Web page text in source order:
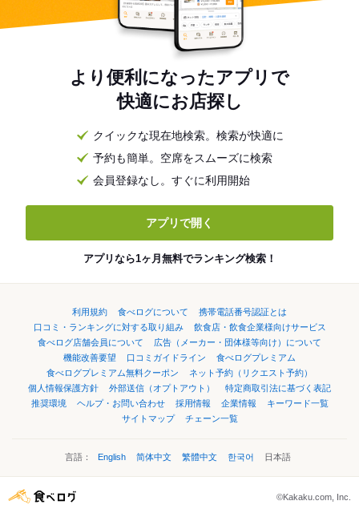
より便利になったアプリで
快適にお店探し
クイックな現在地検索。検索が快適に
予約も簡単。空席をスムーズに検索
会員登録なし。すぐに利用開始
アプリで開く
アプリなら1ヶ月無料でランキング検索！
利用規約 食べログについて
携帯電話番号認証とは
口コミ・ランキングに対する取り組み
飲食店・飲食企業様向けサービス
食べログ店舗会員について
広告（メーカー・団体様等向け）について
機能改善要望
口コミガイドライン
食べログプレミアム
食べログプレミアム無料クーポン
ネット予約（リクエスト予約）
個人情報保護方針
外部送信（オプトアウト）
特定商取引法に基づく表記
推奨環境
ヘルプ・お問い合わせ 採用情報 企業情報
キーワード一覧
サイトマップ
チェーン一覧
言語： English 简体中文 繁體中文 한국어 日本語
©Kakaku.com, Inc.